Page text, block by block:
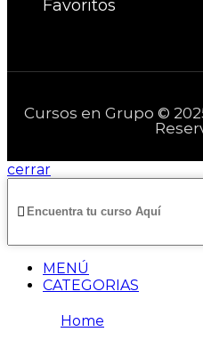
Favoritos
Cursos en Grupo ©
cerrar
MENÚ
CATEGORIAS
Home